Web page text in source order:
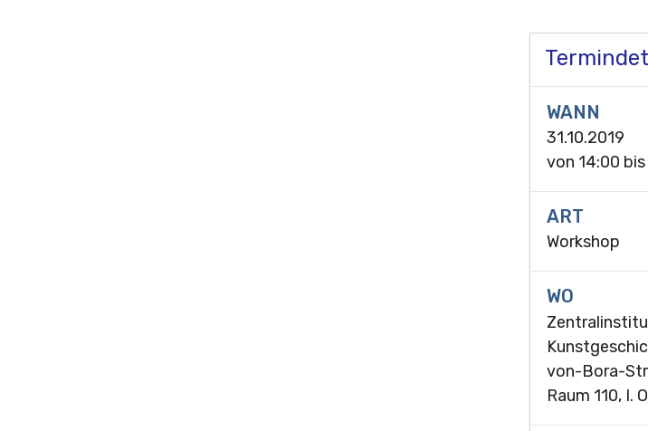
WANN
31.10.2019
von 14:00 bis
ART
Workshop
WO
von-Bora-
Raum 110, I.